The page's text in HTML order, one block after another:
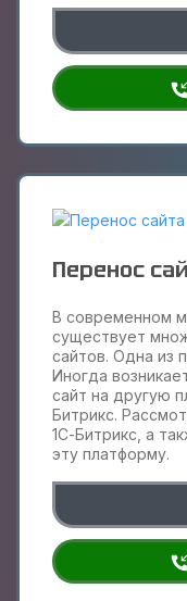
Перенос
В современном
существует
сайтов. Одна из
Иногда
сайт на другую
Битрикс.
1С-Битрикс, а
эту платформу.